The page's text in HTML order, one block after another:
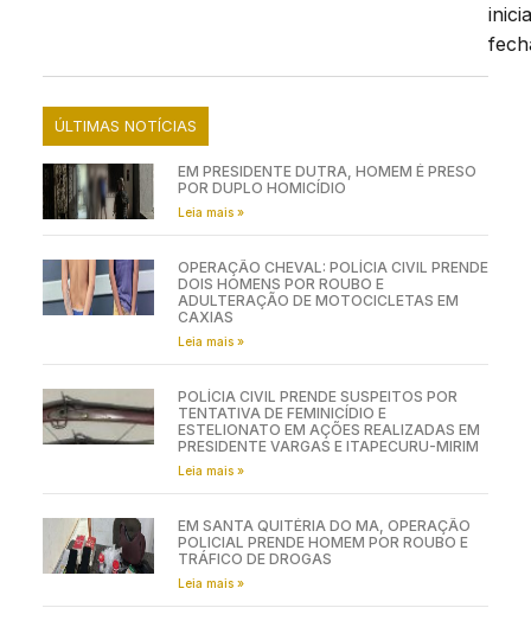
ÚLTIMAS NOTÍCIAS
EM PRESIDENTE DUTRA, HOMEM É PRESO
POR DUPLO HOMICÍDIO
Leia mais »
OPERAÇÃO CHEVAL: POLÍCIA CIVIL PRENDE
DOIS HOMENS POR ROUBO E
ADULTERAÇÃO DE MOTOCICLETAS EM
CAXIAS
Leia mais »
POLÍCIA CIVIL PRENDE SUSPEITOS POR
TENTATIVA DE FEMINICÍDIO E
ESTELIONATO EM AÇÕES REALIZADAS EM
PRESIDENTE VARGAS E ITAPECURU-MIRIM
Leia mais »
EM SANTA QUITÉRIA DO MA, OPERAÇÃO
POLICIAL PRENDE HOMEM POR ROUBO E
TRÁFICO DE DROGAS
Leia mais »